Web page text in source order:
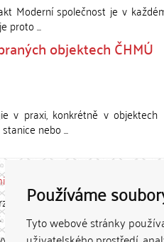
Používáme
Tyto webové stránky
Moderní společnost je v
proto ...
objektech ČHMÚ
v praxi, konkrétně v objektech
nebo ...
repozitar [at] cuni.cz
Karlovy. / Each constituent